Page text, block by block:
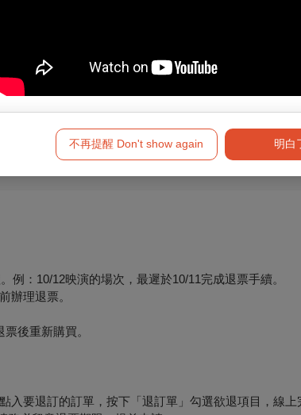
不再提醒 Don't show again 明白
面金額10％手續費，逾期恕不受理。
中心內惟戲院、VR體感劇院及影展售票處均不提供取
：10/12映演的場次，最遲於10/11完成退票手續。
辦理退票。
後重新購買。
要退訂的訂單，按下「退訂單」勾選欲退項目，線上